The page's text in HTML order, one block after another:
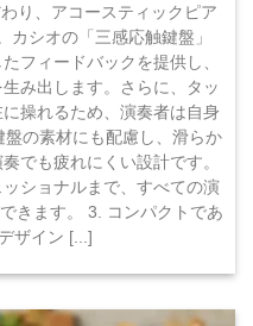
り、アコースティックピア
カシオの「三感応触鍵盤」
フィードバックを提供し、
み出します。さらに、タッ
操れるため、演奏者は自身
の素材にも配慮し、滑らか
でも疲れにくい設計です。
ショナルまで、すべての演
きます。 3. コンパクトであ
ザイン [...]